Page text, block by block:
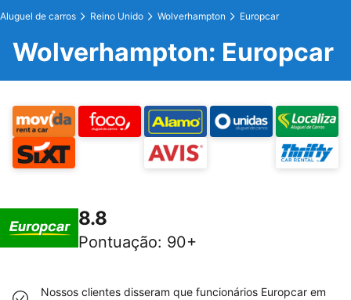
Aluguel de carros Reino Unido Wolverhampton Europcar
Wolverhampton: Europcar
8.8
Pontuação: 90+
Nossos clientes disseram que funcionários Europcar em